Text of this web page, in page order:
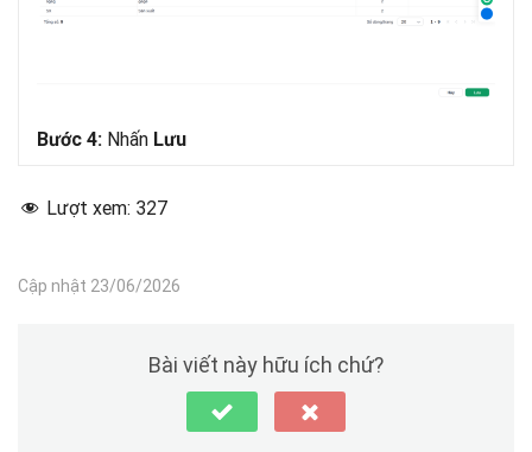
Bước 4: Nhấn Lưu
Lượt xem: 327
Cập nhật 23/06/2026
Bài viết này hữu ích chứ?